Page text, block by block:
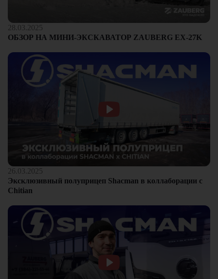
28.03.2025
ОБЗОР НА МИНИ-ЭКСКАВАТОР ZAUBERG EX-27K
26.03.2025
Эксклюзивный полуприцеп Shacman в коллаборации с
Chitian